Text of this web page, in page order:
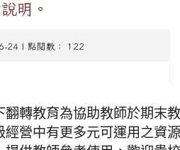
明。
24 | 點閱數： 122
翻轉教育為協助教師於期末
經營中有更多元可運用之資